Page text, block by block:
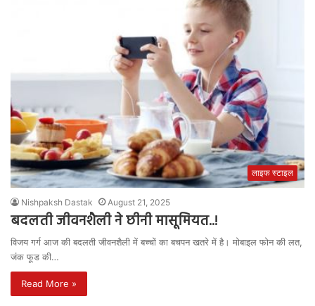
लाइफ स्टाइल
Nishpaksh Dastak August 21, 2025
बदलती जीवनशैली ने छीनी मासूमियत..!
विजय गर्ग आज की बदलती जीवनशैली में बच्चों का बचपन खतरे में है। मोबाइल फोन की लत,
जंक फूड की…
Read More »